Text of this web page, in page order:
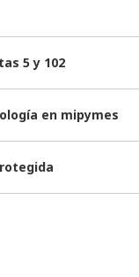
5 y 102
en mipymes